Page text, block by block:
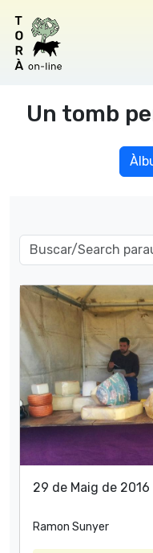
Un tomb
29 de Maig de
Ramon Sunyer